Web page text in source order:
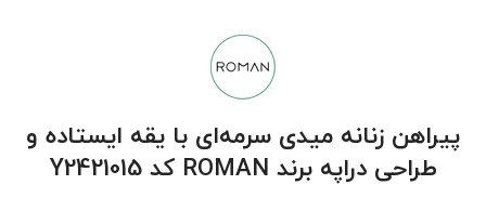
پیراهن زنانه میدی سرمه‌ای با یقه ایستاده و
طراحی دراپه برند ROMAN کد Y2421015